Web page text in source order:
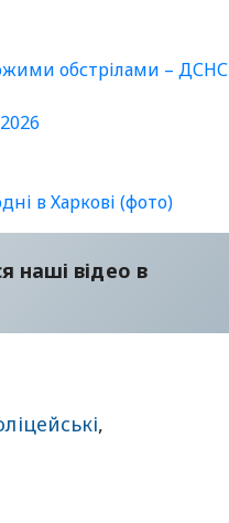
обстрілами – ДСНС
в Харкові (фото)
наші відео в
,